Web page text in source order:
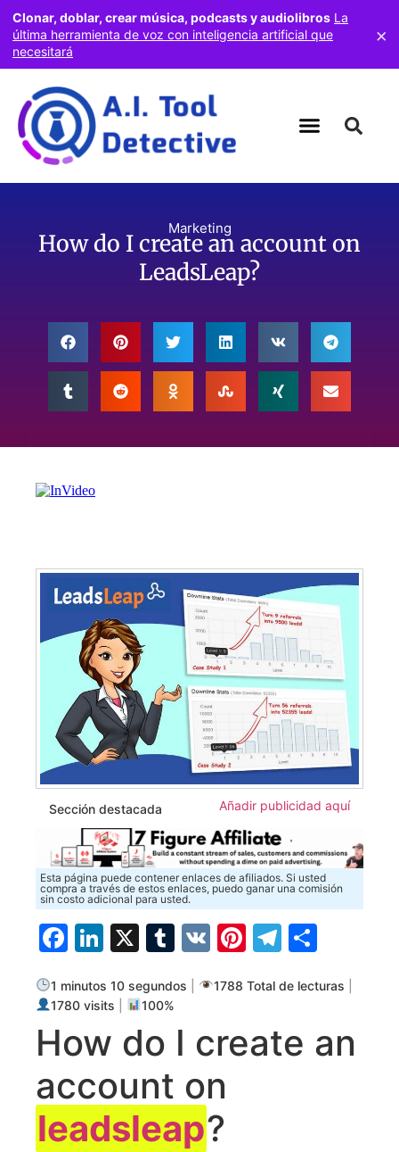
Marketing
How do I create an account on
LeadsLeap?
Sección destacada Añadir publicidad aquí
Esta página puede contener enlaces de afiliados. Si usted
compra a través de estos enlaces, puedo ganar una comisión
sin costo adicional para usted.
Facebook
LinkedIn
X Tumblr
VK Pinterest
1 minutos 10 segundos 1788 Total de lecturas
1780 visits
100%
How do I create an
⁣account ‍on
leadsleap?
Clonar, doblar, crear música, podcasts y audiolibros La
última herramienta de voz con inteligencia artificial que
necesitará
×